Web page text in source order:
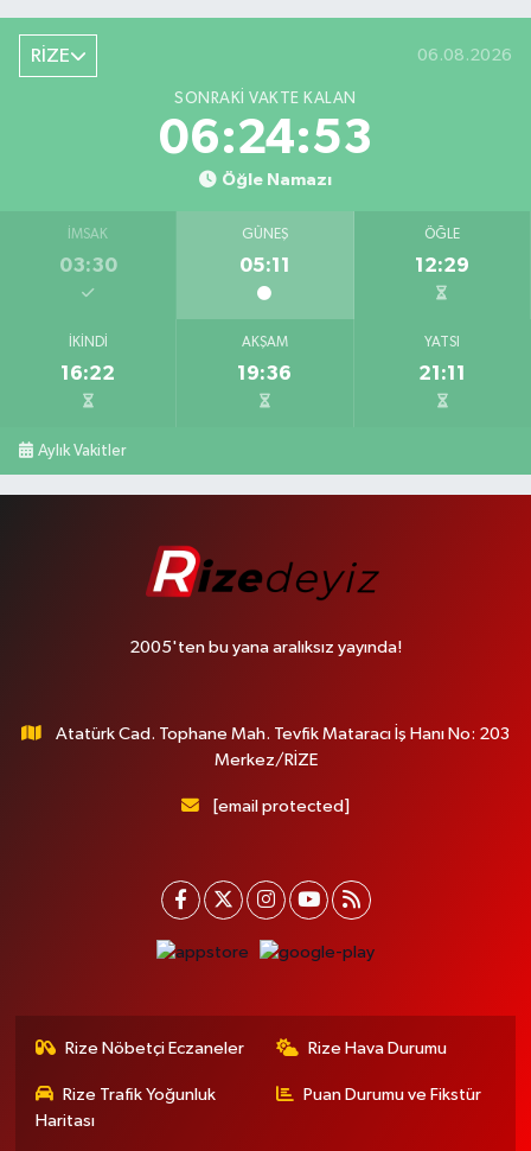
RİZE 06.08.2026
SONRAKI VAKTE KALAN
06:24:53
Öğle Namazı
İMSAK
03:30
GÜNEŞ
05:11
ÖĞLE
12:29
İKINDI
16:22
AKŞAM
19:36
YATSI
21:11
Aylık Vakitler
2005'ten bu yana aralıksız yayında!
Atatürk Cad. Tophane Mah. Tevfik Mataracı İş Hanı No: 203
Merkez/RİZE
[email protected]
Rize Nöbetçi Eczaneler Rize Hava Durumu
Rize Trafik Yoğunluk
Haritası
Puan Durumu ve Fikstür